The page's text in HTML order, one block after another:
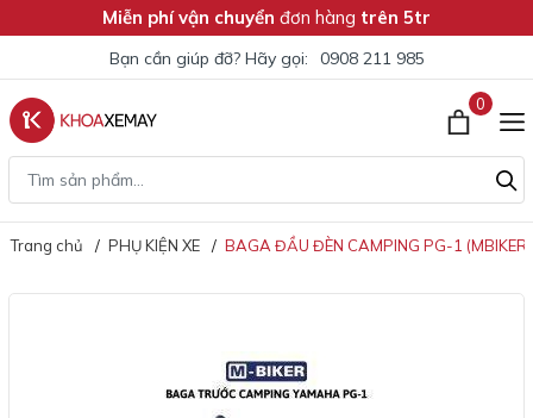
Miễn phí vận chuyển đơn hàng trên 5tr
Bạn cần giúp đỡ? Hãy gọi: 0908 211 985
0
Trang chủ PHỤ KIỆN XE BAGA ĐẦU ĐÈN CAMPING PG-1 (MBIKER)